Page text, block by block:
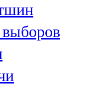
выборов